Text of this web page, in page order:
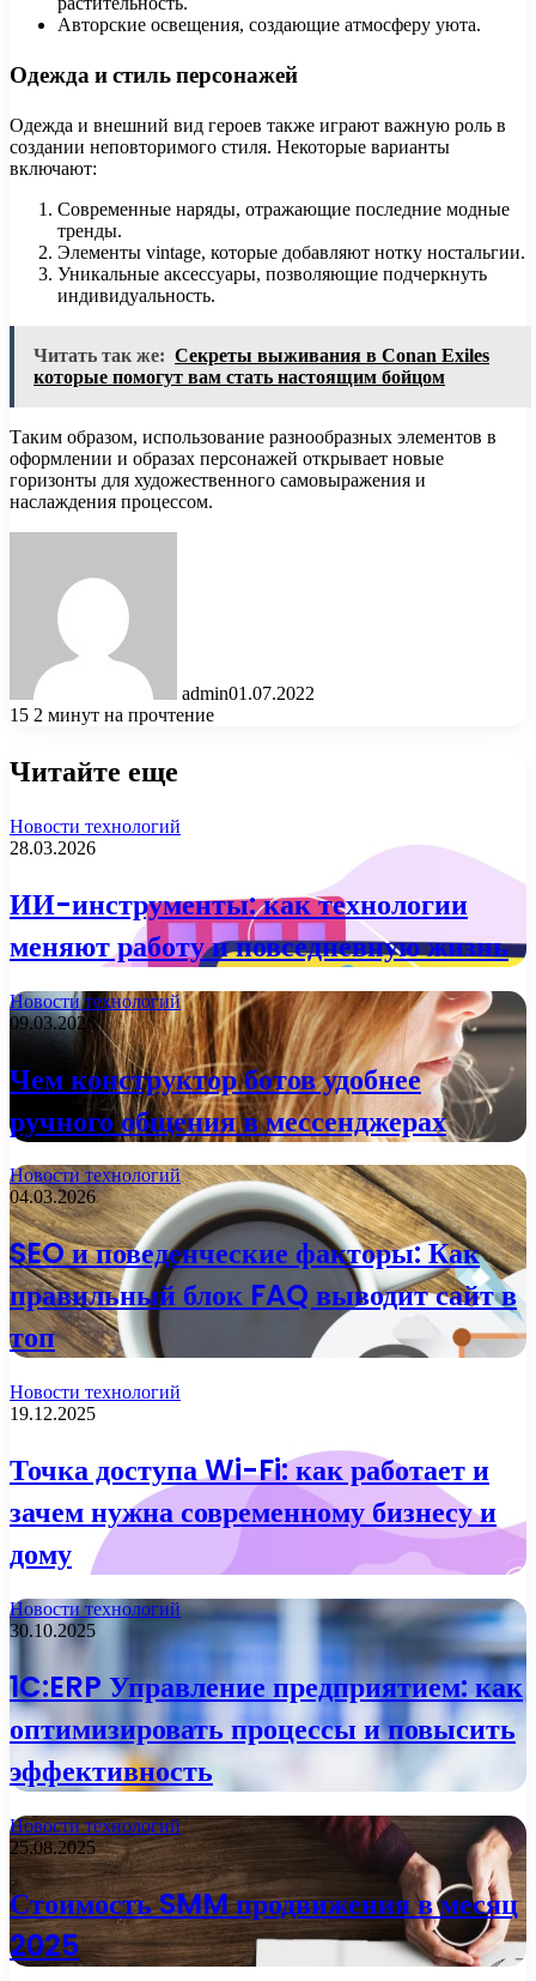
Авторские освещения, создающие атмосферу уюта.
Одежда и стиль персонажей
Одежда и внешний вид героев также играют важную роль в
создании неповторимого стиля. Некоторые варианты
включают:
Современные наряды, отражающие последние модные
тренды.
Элементы vintage, которые добавляют нотку ностальгии.
Уникальные аксессуары, позволяющие подчеркнуть
индивидуальность.
Читать так же: Секреты выживания в Conan Exiles
которые помогут вам стать настоящим бойцом
Таким образом, использование разнообразных элементов в
оформлении и образах персонажей открывает новые
горизонты для художественного самовыражения и
наслаждения процессом.
admin01.07.2022
15 2 минут на прочтение
Читайте еще
Новости технологий
28.03.2026
ИИ-инструменты: как технологии
меняют работу и повседневную жизнь
Новости технологий
09.03.2026
Чем конструктор ботов удобнее
ручного общения в мессенджерах
Новости технологий
04.03.2026
SEO и поведенческие факторы: Как
правильный блок FAQ выводит сайт в
топ
Новости технологий
19.12.2025
Точка доступа Wi-Fi: как работает и
зачем нужна современному бизнесу и
дому
Новости технологий
30.10.2025
1C:ERP Управление предприятием: как
оптимизировать процессы и повысить
эффективность
Новости технологий
25.08.2025
Стоимость SMM продвижения в месяц
2025